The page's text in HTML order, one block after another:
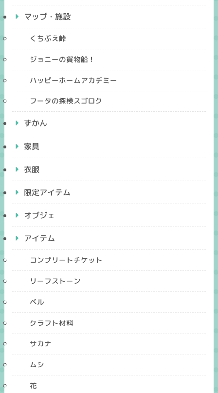
マップ・施設
くちぶえ峠
ジョニーの貨物船！
ハッピーホームアカデミー
フータの探検スゴロク
ずかん
家具
衣服
限定アイテム
オブジェ
アイテム
コンプリートチケット
リーフストーン
ベル
クラフト材料
サカナ
ムシ
花